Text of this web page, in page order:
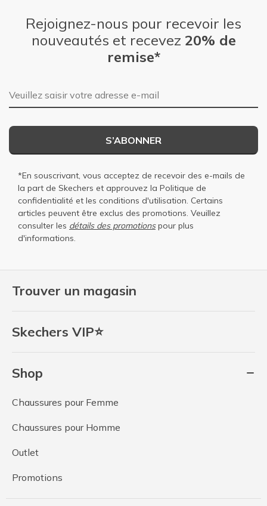
Trouver un magasin
Skechers VIP⭐
Shop
Chaussures pour Femme
Chaussures pour Homme
Outlet
Promotions
Rejoignez-nous pour recevoir les
nouveautés et recevez 20% de
remise*
Adresse e-mail
S’ABONNER
*En souscrivant, vous acceptez de recevoir des e-mails de
la part de Skechers et approuvez la Politique de
confidentialité et les conditions d'utilisation. Certains
articles peuvent être exclus des promotions. Veuillez
consulter les détails des promotionspour plus
d'informations.